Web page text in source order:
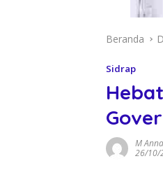
Beranda
Sidrap
M
26/10/